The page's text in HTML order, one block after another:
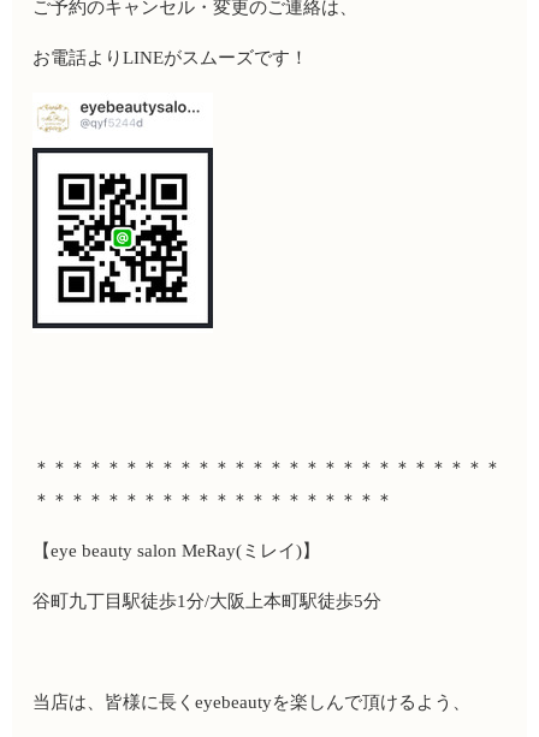
ご予約のキャンセル・変更のご連絡は、
お電話よりLINEがスムーズです！
＊＊＊＊＊＊＊＊＊＊＊＊＊＊＊＊＊＊＊＊＊＊＊＊＊＊
＊＊＊＊＊＊＊＊＊＊＊＊＊＊＊＊＊＊＊＊
【eye beauty salon MeRay(ミレイ)】
谷町九丁目駅徒歩1分/大阪上本町駅徒歩5分
当店は、皆様に長くeyebeautyを楽しんで頂けるよう、